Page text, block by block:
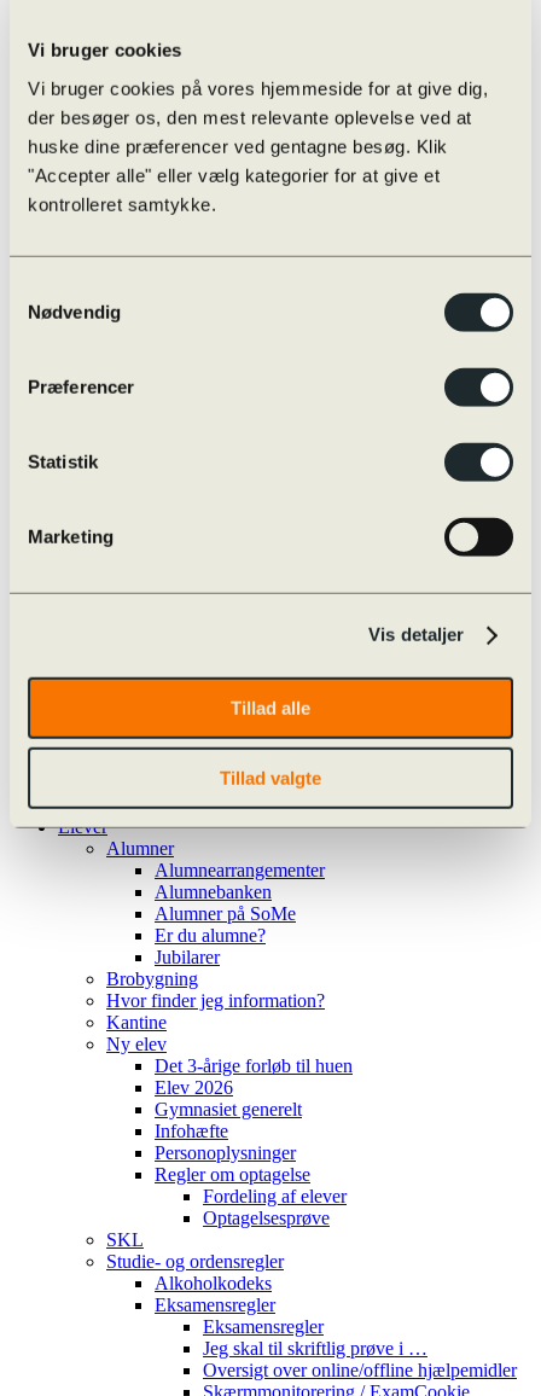
Vi bruger cookies
Vi bruger cookies på vores hjemmeside for at give dig,
der besøger os, den mest relevante oplevelse ved at
huske dine præferencer ved gentagne besøg. Klik
"Accepter alle" eller vælg kategorier for at give et
kontrolleret samtykke.
Nødvendig
Præferencer
Statistik
Marketing
Vis detaljer
Tillad alle
Tillad valgte
Jeg skal til skriftlig prøve i …
Skærmmonitorering / ExamCookie
Snyd til eksamen og sanktioner
Særlige prøvevilkår i praksis
Vejledninger m.m.
Internationalt
Globale Gymnasier
Studierejser
Udveksling
Kvalitetssikring
Studieplaner og undervisningsbeskrivelser
Cambridge English
Læse- og Matematikvejledning
Procedure for hjælp
Ansøg om ekstra tid
Ansøg om ekstra tid (ny i 1.g)
Team Danmark
Ferieplan
Kalender
Elever
Alumner
Alumnearrangementer
Alumnebanken
Alumner på SoMe
Er du alumne?
Jubilarer
Brobygning
Hvor finder jeg information?
Kantine
Ny elev
Det 3-årige forløb til huen
Elev 2026
Gymnasiet generelt
Infohæfte
Personoplysninger
Regler om optagelse
Fordeling af elever
Optagelsesprøve
SKL
Studie- og ordensregler
Alkoholkodeks
Eksamensregler
Eksamensregler
Jeg skal til skriftlig prøve i …
Oversigt over online/offline hjælpemidler
Skærmmonitorering / ExamCookie